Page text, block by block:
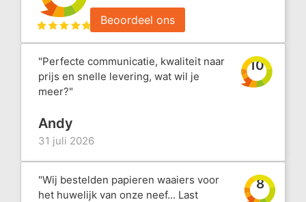
Beoordeel ons
"Perfecte communicatie, kwaliteit naar
prijs en snelle levering, wat wil je
meer?"
10
Andy
31 juli 2026
"Wij bestelden papieren waaiers voor
het huwelijk van onze neef... Last
8